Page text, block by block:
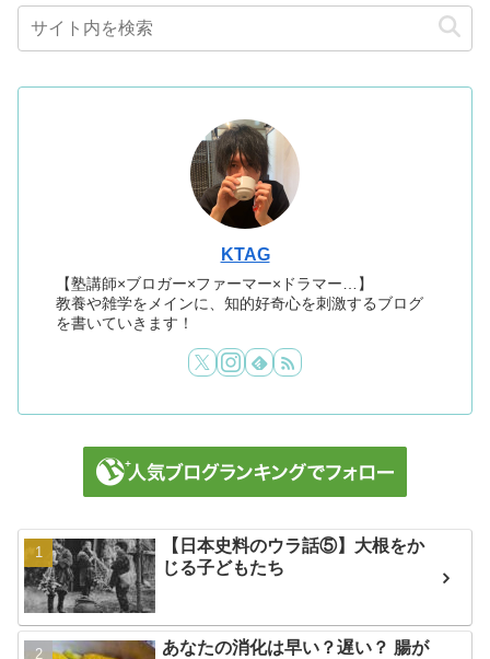
KTAG
【塾講師×ブロガー×ファーマー×ドラマー…】
教養や雑学をメインに、知的好奇心を刺激するブログ
を書いていきます！
【日本史料のウラ話⑤】大根をか
じる子どもたち
あなたの消化は早い？遅い？ 腸が